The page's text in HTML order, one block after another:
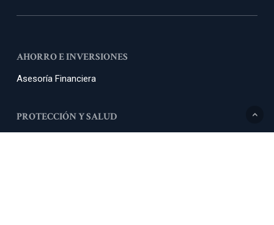
AHORRO E INVERSIONES
Asesoría Financiera
PROTECCIÓN Y SALUD